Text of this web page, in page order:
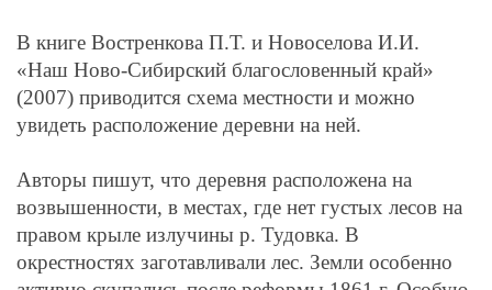
В книге Востренкова П.Т. и Новоселова И.И.
«Наш Ново-Сибирский благословенный край»
(2007) приводится схема местности и можно
увидеть расположение деревни на ней.
Авторы пишут, что деревня расположена на
возвышенности, в местах, где нет густых лесов на
правом крыле излучины р. Тудовка. В
окрестностях заготавливали лес. Земли особенно